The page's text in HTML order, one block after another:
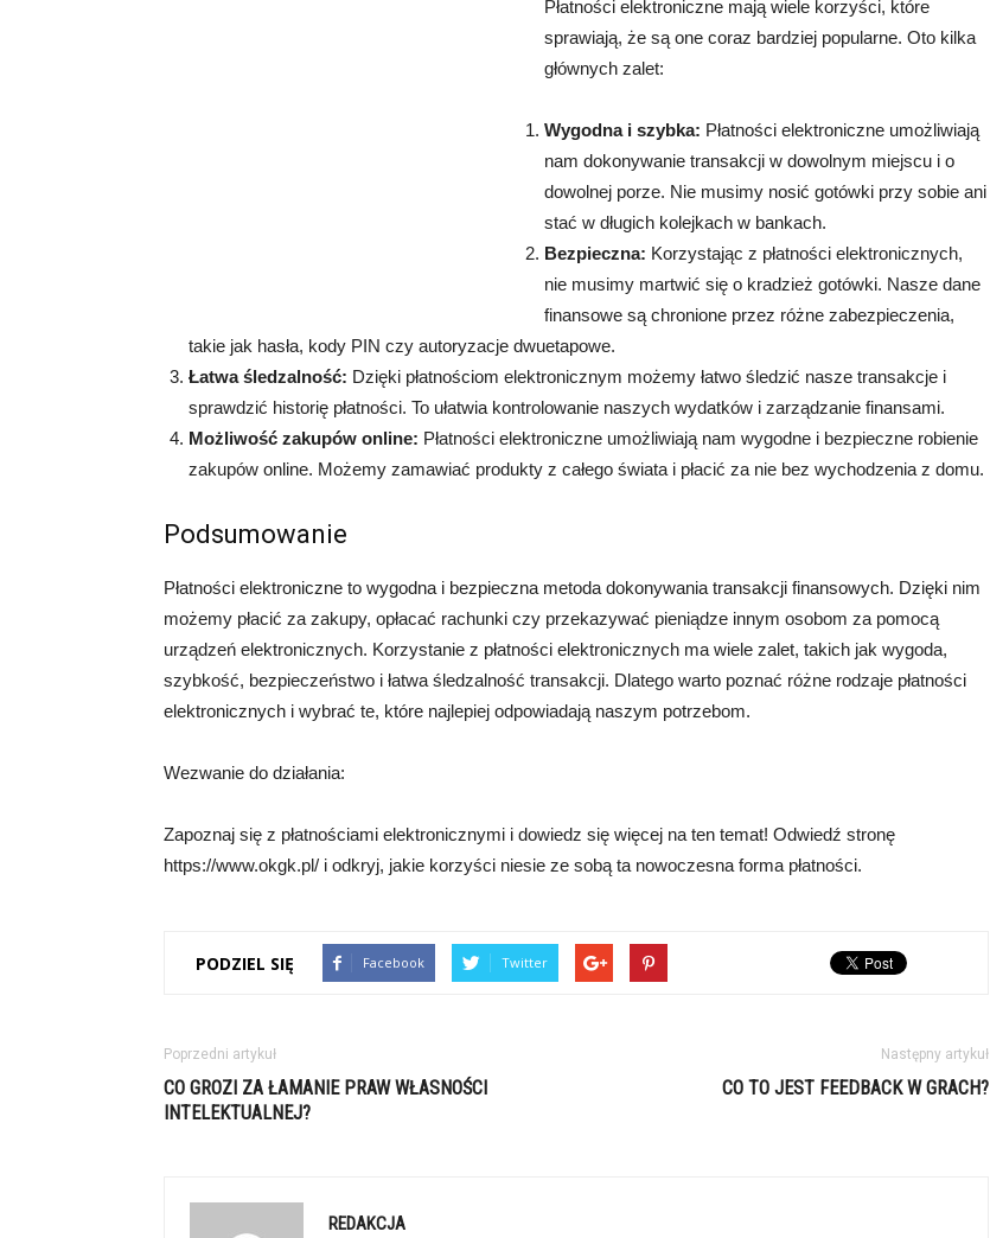
Płatności elektroniczne mają wiele korzyści, które
sprawiają, że są one coraz bardziej popularne. Oto kilka
głównych zalet:
Wygodna i szybka: Płatności elektroniczne umożliwiają
nam dokonywanie transakcji w dowolnym miejscu i o
dowolnej porze. Nie musimy nosić gotówki przy sobie ani
stać w długich kolejkach w bankach.
Bezpieczna: Korzystając z płatności elektronicznych,
nie musimy martwić się o kradzież gotówki. Nasze dane
finansowe są chronione przez różne zabezpieczenia,
takie jak hasła, kody PIN czy autoryzacje dwuetapowe.
Łatwa śledzalność: Dzięki płatnościom elektronicznym możemy łatwo śledzić nasze transakcje i
sprawdzić historię płatności. To ułatwia kontrolowanie naszych wydatków i zarządzanie finansami.
Możliwość zakupów online: Płatności elektroniczne umożliwiają nam wygodne i bezpieczne robienie
zakupów online. Możemy zamawiać produkty z całego świata i płacić za nie bez wychodzenia z domu.
Podsumowanie
Płatności elektroniczne to wygodna i bezpieczna metoda dokonywania transakcji finansowych. Dzięki nim
możemy płacić za zakupy, opłacać rachunki czy przekazywać pieniądze innym osobom za pomocą
urządzeń elektronicznych. Korzystanie z płatności elektronicznych ma wiele zalet, takich jak wygoda,
szybkość, bezpieczeństwo i łatwa śledzalność transakcji. Dlatego warto poznać różne rodzaje płatności
elektronicznych i wybrać te, które najlepiej odpowiadają naszym potrzebom.
Wezwanie do działania:
Zapoznaj się z płatnościami elektronicznymi i dowiedz się więcej na ten temat! Odwiedź stronę
https://www.okgk.pl/ i odkryj, jakie korzyści niesie ze sobą ta nowoczesna forma płatności.
PODZIEL SIĘ Facebook Twitter
Poprzedni artykuł
CO GROZI ZA ŁAMANIE PRAW WŁASNOŚCI
INTELEKTUALNEJ?
Następny artykuł
CO TO JEST FEEDBACK W GRACH?
REDAKCJA